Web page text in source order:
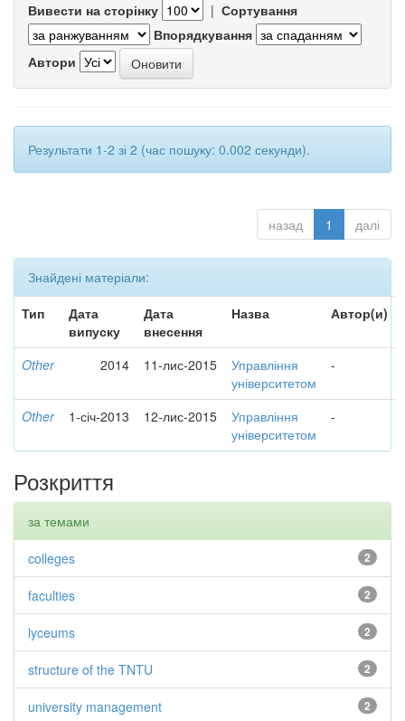
Вивести на сторінку | Сортування
Впорядкування
Автори
Результати 1-2 зі 2 (час пошуку: 0.002 секунди).
назад 1 далі
Знайдені матеріали:
Тип
Дата
випуску
Дата
внесення
Назва Автор(и)
Other 2014 11-лис-2015
Управління
університетом
-
Other 1-січ-2013 12-лис-2015
Управління
університетом
-
Розкриття
за темами
2
colleges
2
faculties
2
lyceums
2
structure of the TNTU
2
university management